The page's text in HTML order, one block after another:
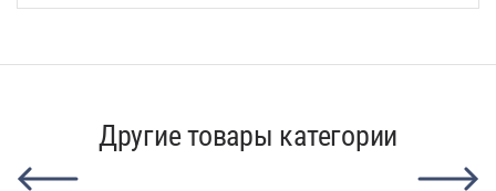
Другие товары категории